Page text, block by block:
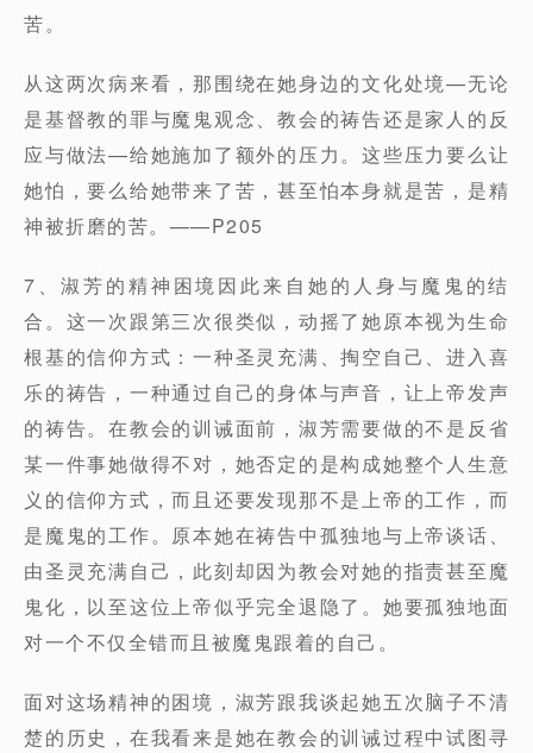
苦。
从这两次病来看，那围绕在她身边的文化处境—无论
是基督教的罪与魔鬼观念、教会的祷告还是家人的反
应与做法—给她施加了额外的压力。这些压力要么让
她怕，要么给她带来了苦，甚至怕本身就是苦，是精
神被折磨的苦。——P205
7、淑芳的精神困境因此来自她的人身与魔鬼的结
合。这一次跟第三次很类似，动摇了她原本视为生命
根基的信仰方式：一种圣灵充满、掏空自己、进入喜
乐的祷告，一种通过自己的身体与声音，让上帝发声
的祷告。在教会的训诫面前，淑芳需要做的不是反省
某一件事她做得不对，她否定的是构成她整个人生意
义的信仰方式，而且还要发现那不是上帝的工作，而
是魔鬼的工作。原本她在祷告中孤独地与上帝谈话、
由圣灵充满自己，此刻却因为教会对她的指责甚至魔
鬼化，以至这位上帝似乎完全退隐了。她要孤独地面
对一个不仅全错而且被魔鬼跟着的自己。
面对这场精神的困境，淑芳跟我谈起她五次脑子不清
楚的历史，在我看来是她在教会的训诫过程中试图寻